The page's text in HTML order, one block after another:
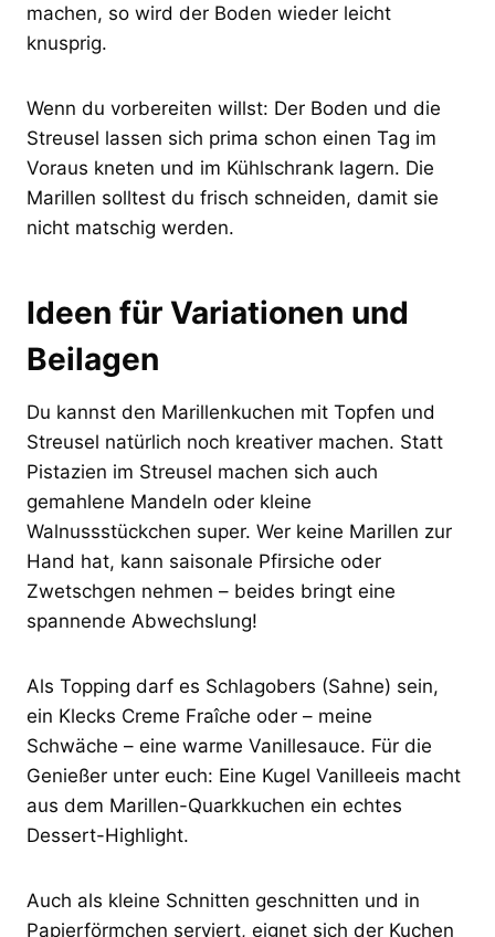
machen, so wird der Boden wieder leicht
knusprig.
Wenn du vorbereiten willst: Der Boden und die
Streusel lassen sich prima schon einen Tag im
Voraus kneten und im Kühlschrank lagern. Die
Marillen solltest du frisch schneiden, damit sie
nicht matschig werden.
Ideen für Variationen und
Beilagen
Du kannst den Marillenkuchen mit Topfen und
Streusel natürlich noch kreativer machen. Statt
Pistazien im Streusel machen sich auch
gemahlene Mandeln oder kleine
Walnussstückchen super. Wer keine Marillen zur
Hand hat, kann saisonale Pfirsiche oder
Zwetschgen nehmen – beides bringt eine
spannende Abwechslung!
Als Topping darf es Schlagobers (Sahne) sein,
ein Klecks Creme Fraîche oder – meine
Schwäche – eine warme Vanillesauce. Für die
Genießer unter euch: Eine Kugel Vanilleeis macht
aus dem Marillen-Quarkkuchen ein echtes
Dessert-Highlight.
Auch als kleine Schnitten geschnitten und in
Papierförmchen serviert, eignet sich der Kuchen